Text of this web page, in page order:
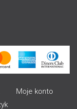
Moje konto